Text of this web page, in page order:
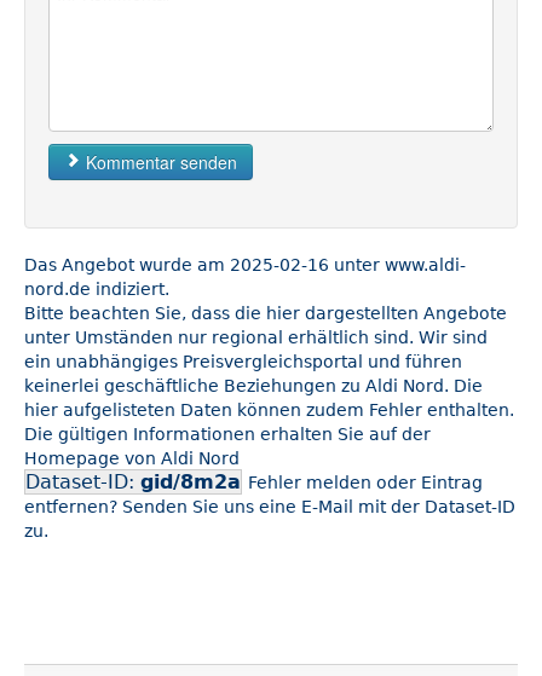
Kommentar senden
Das Angebot wurde am 2025-02-16 unter www.aldi-
nord.de indiziert.
Bitte beachten Sie, dass die hier dargestellten Angebote
unter Umständen nur regional erhältlich sind. Wir sind
ein unabhängiges Preisvergleichsportal und führen
keinerlei geschäftliche Beziehungen zu Aldi Nord. Die
hier aufgelisteten Daten können zudem Fehler enthalten.
Die gültigen Informationen erhalten Sie auf der
Homepage von Aldi Nord
Dataset-ID: gid/8m2a Fehler melden oder Eintrag
entfernen? Senden Sie uns eine E-Mail mit der Dataset-ID
zu.